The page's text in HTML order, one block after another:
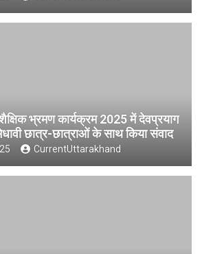
भ्रमण कार्यक्रम 2025 में देवप्रयाग
छात्र-छात्राओं के साथ किया संवाद
CurrentUttarakhand